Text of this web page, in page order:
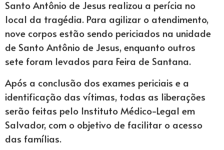
Santo Antônio de Jesus realizou a perícia no
local da tragédia. Para agilizar o atendimento,
nove corpos estão sendo periciados na unidade
de Santo Antônio de Jesus, enquanto outros
sete foram levados para Feira de Santana.
Após a conclusão dos exames periciais e a
identificação das vítimas, todas as liberações
serão feitas pelo Instituto Médico-Legal em
Salvador, com o objetivo de facilitar o acesso
das famílias.